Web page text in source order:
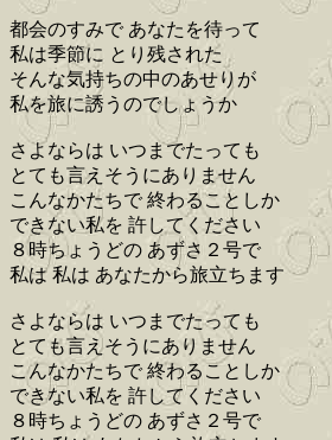
都会のすみで あなたを待って
私は季節に とり残された
そんな気持ちの中のあせりが
私を旅に誘うのでしょうか
さよならは いつまでたっても
とても言えそうにありません
こんなかたちで 終わることしか
できない私を 許してください
８時ちょうどの あずさ２号で
私は 私は あなたから旅立ちます
さよならは いつまでたっても
とても言えそうにありません
こんなかたちで 終わることしか
できない私を 許してください
８時ちょうどの あずさ２号で